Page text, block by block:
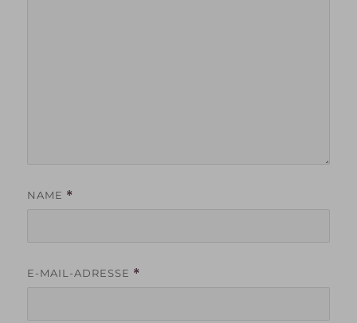
NAME *
E-MAIL-ADRESSE *